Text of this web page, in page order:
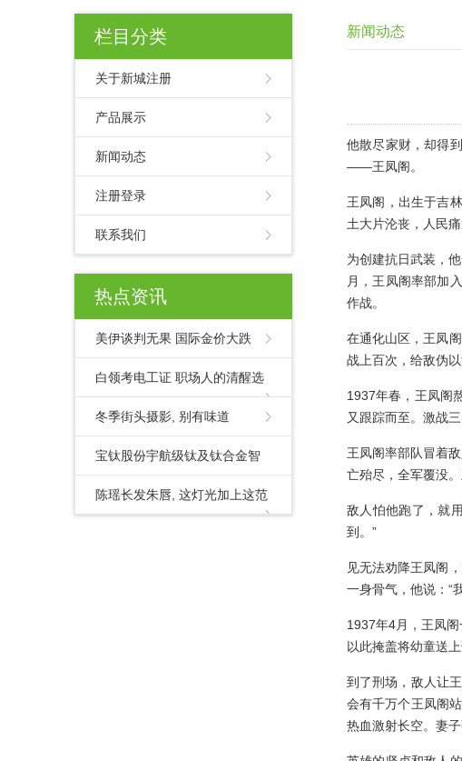
栏目分类
关于新城注册
产品展示
新闻动态
注册登录
联系我们
热点资讯
美伊谈判无果 国际金价大跌
白领考电工证 职场人的清醒选
择
冬季街头摄影, 别有味道
宝钛股份宇航级钛及钛合金智
能锻造产线及供应链协同建设
陈瑶长发朱唇, 这灯光加上这范
新闻动态
他散尽家财，却得
——王凤阁。
王凤阁，出生于吉
土大片沦丧，人民
为创建抗日武装，
月，王凤阁率部加
作战。
在通化山区，王凤
战上百次，给敌伪以
1937年春，王凤阁
又跟踪而至。激战
王凤阁率部队冒着
亡殆尽，全军覆没
敌人怕他跑了，就
到。”
见无法劝降王凤阁
一身骨气，他说：“
1937年4月，王凤
以此掩盖将幼童送上
到了刑场，敌人让
会有千万个王凤阁
热血激射长空。妻